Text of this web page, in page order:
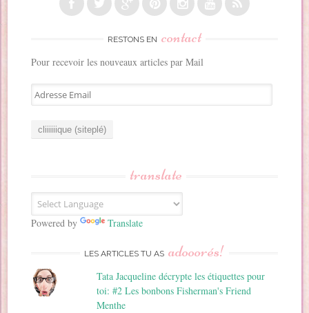
RESTONS EN contact
Pour recevoir les nouveaux articles par Mail
A
d
E
m
a
translate
Powered by Translate
LES ARTICLES TU AS adooorés!
Tata Jacqueline décrypte les étiquettes pour
toi: #2 Les bonbons Fisherman's Friend
Menthe